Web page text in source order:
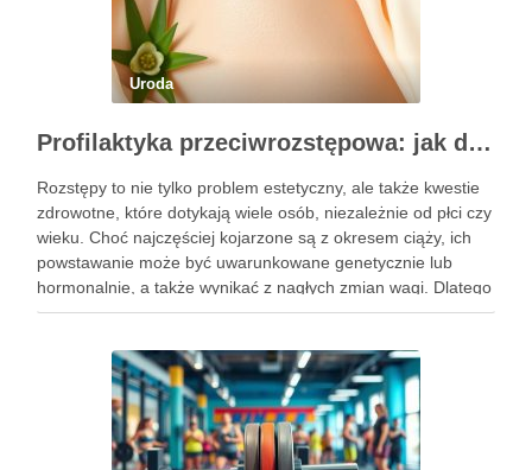
Uroda
Profilaktyka przeciwrozstępowa: jak dbać o skórę skutecznie?
Rozstępy to nie tylko problem estetyczny, ale także kwestie
zdrowotne, które dotykają wiele osób, niezależnie od płci czy
wieku. Choć najczęściej kojarzone są z okresem ciąży, ich
powstawanie może być uwarunkowane genetycznie lub
hormonalnie, a także wynikać z nagłych zmian wagi. Dlatego
kluczowe jest, aby już od najmłodszych lat zadbać …